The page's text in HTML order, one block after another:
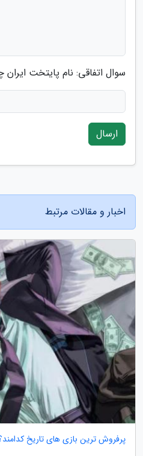
سوال اتفاقی: نام پایتخت
ارسال
اخبار و مقالات مرتبط
پرفروش ترین بازی های تاریخ